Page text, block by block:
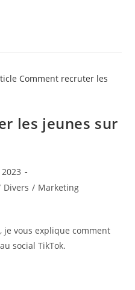
les jeunes sur
Divers / Marketing
je vous explique comment
social TikTok.